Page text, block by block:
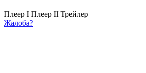
Плеер I Плеер II Трейлер
Жалоба?